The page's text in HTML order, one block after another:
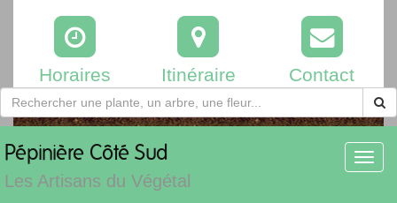
Horaires Itinéraire Contact
Pépinière Côté Sud
Les Artisans du Végétal